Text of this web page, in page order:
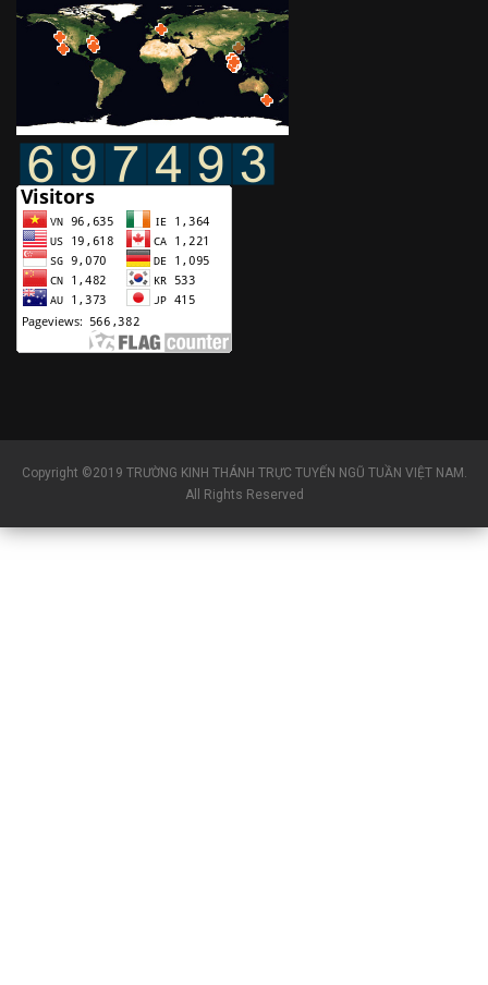
Copyright ©2019 TRƯỜNG KINH THÁNH TRỰC TUYẾN NGŨ TUẦN VIỆT NAM.
All Rights Reserved